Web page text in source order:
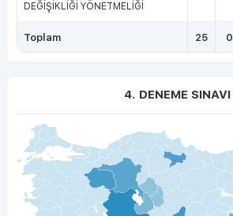
DEĞİŞİKLİĞİ YÖNETMELİĞİ
Toplam 25 0
4. DENEME SINAVI